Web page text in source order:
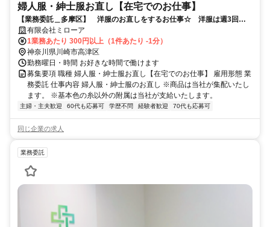
婦人服・紳士服お直し【在宅でのお仕事】
【業務委託＿多摩区】 洋服のお直しをするお仕事☆ 洋服は週3回集
配いたします！
有限会社ミローア
1業務あたり 300円以上（1件あたり -1分）
神奈川県川崎市高津区
勤務曜日・時間 お好きな時間で働けます
募集要項 職種 婦人服・紳士服お直し【在宅でのお仕事】 雇用形態 業
務委託 仕事内容 婦人服・紳士服のお直し ※商品は当社が集配いたし
ます。 ※基本色の糸以外の附属は当社が支給いたします。
主婦・主夫歓迎 60代も応募可 学歴不問 経験者歓迎 70代も応募可
同じ企業の求人
業務委託